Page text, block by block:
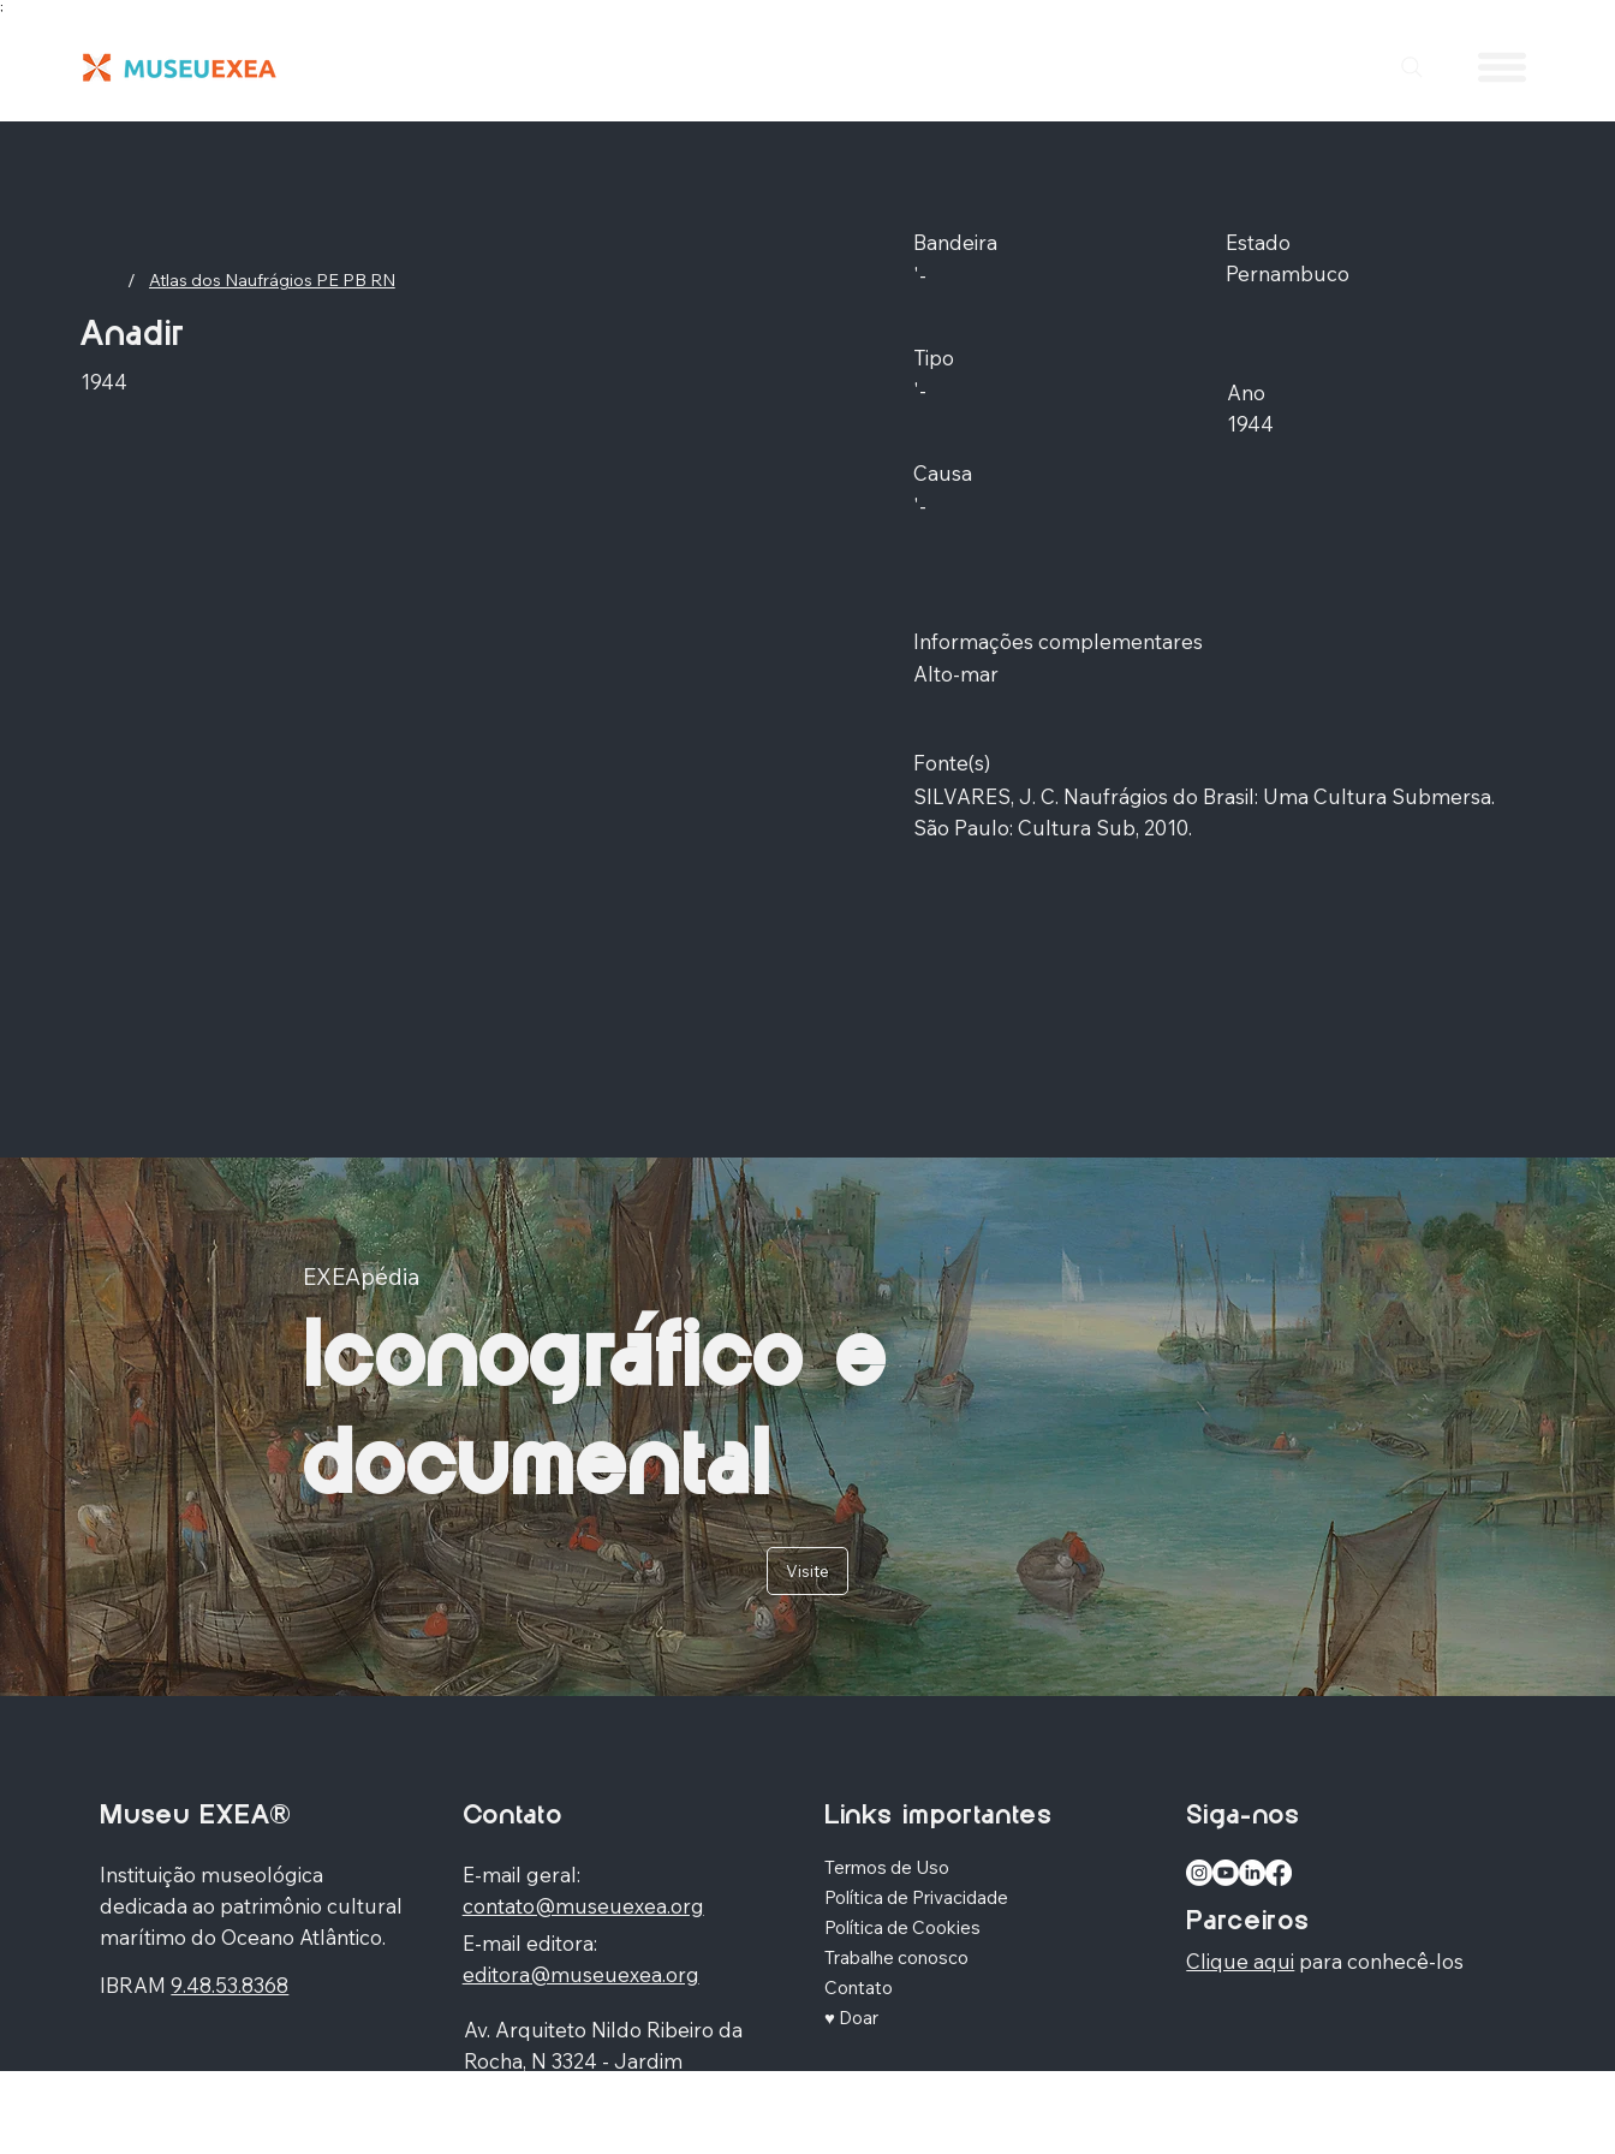
;
/ Atlas dos Naufrágios PE PB RN
Anadir
1944
Bandeira
'-
Tipo
'-
Causa
'-
Informações complementares
Alto-mar
Fonte(s)
SILVARES, J. C. Naufrágios do Brasil: Uma Cultura Submersa.
São Paulo: Cultura Sub, 2010.
Estado
Pernambuco
Ano
1944
EXEApédia
Iconográfico e
documental
Visite
Museu EXEA®
Instituição museológica
dedicada ao patrimônio cultural
marítimo do Oceano Atlântico.
IBRAM9.48.53.8368
Contato
E-mail geral:
contato@museuexea.org
E-mail editora:
editora@museuexea.org
Av. Arquiteto Nildo Ribeiro da
Rocha, N 3324 - Jardim
Links importantes
Termos de Uso
Política de Privacidade
Política de Cookies
Trabalhe conosco
Contato
♥ Doar
Siga-nos
Parceiros
Clique aqui para conhecê-los